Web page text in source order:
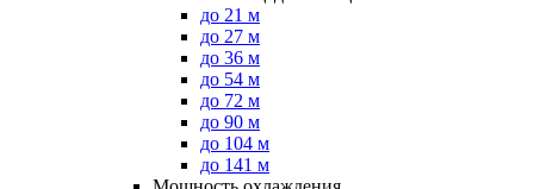
до 21 м
до 27 м
до 36 м
до 54 м
до 72 м
до 90 м
до 104 м
до 141 м